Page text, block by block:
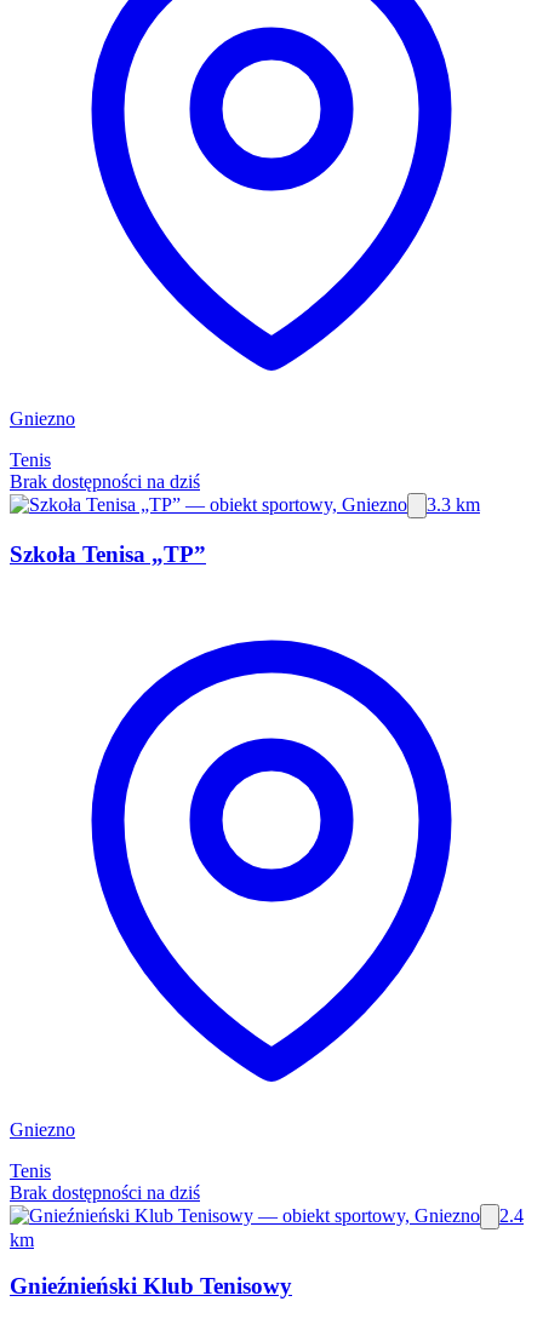
Gniezno
Tenis
Brak dostępności na dziś
3.3 km
Szkoła Tenisa „TP”
Gniezno
Tenis
Brak dostępności na dziś
2.4
km
Gnieźnieński Klub Tenisowy